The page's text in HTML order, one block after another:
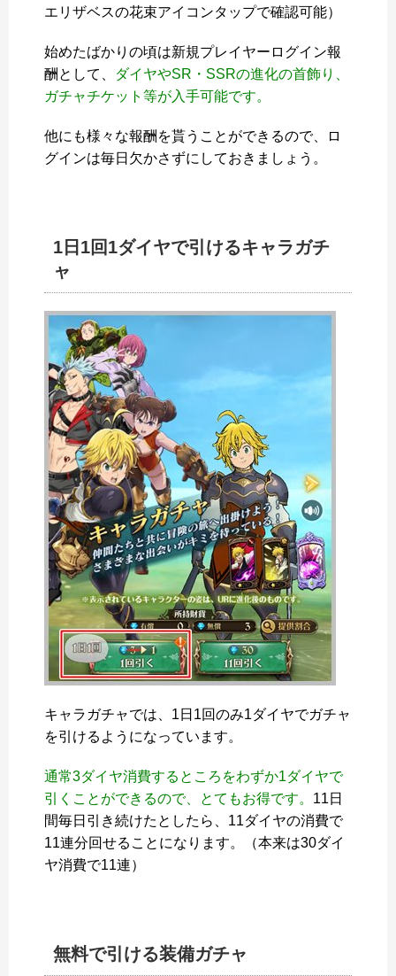
エリザベスの花束アイコンタップで確認可能）
始めたばかりの頃は新規プレイヤーログイン報
酬として、
ダイヤやSR・SSRの進化の首飾り、
ガチャチケット等が入手可能です。
他にも様々な報酬を貰うことができるので、ロ
グインは毎日欠かさずにしておきましょう。
1日1回1ダイヤで引けるキャラガチ
ャ
キャラガチャでは、1日1回のみ1ダイヤでガチャ
を引けるようになっています。
通常3ダイヤ消費するところをわずか1ダイヤで
引くことができるので、とてもお得です。 11日
間毎日引き続けたとしたら、11ダイヤの消費で
11連分回せることになります。（本来は30ダイ
ヤ消費で11連）
無料で引ける装備ガチャ